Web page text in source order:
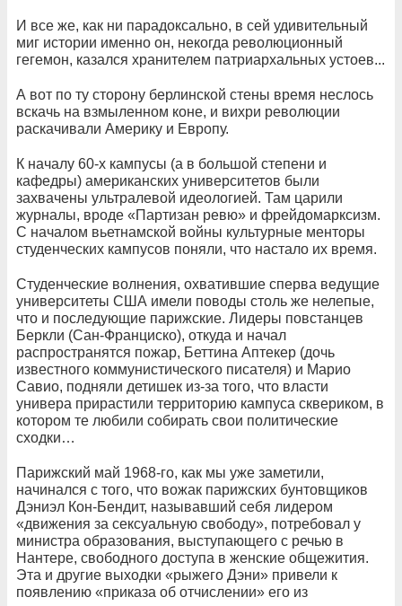
И все же, как ни парадоксально, в сей удивительный
миг истории именно он, некогда революционный
гегемон, казался хранителем патриархальных устоев...
А вот по ту сторону берлинской стены время неслось
вскачь на взмыленном коне, и вихри революции
раскачивали Америку и Европу.
К началу 60-х кампусы (а в большой степени и
кафедры) американских университетов были
захвачены ультралевой идеологией. Там царили
журналы, вроде «Партизан ревю» и фрейдомарксизм.
С началом вьетнамской войны культурные менторы
студенческих кампусов поняли, что настало их время.
Студенческие волнения, охватившие сперва ведущие
университеты США имели поводы столь же нелепые,
что и последующие парижские. Лидеры повстанцев
Беркли (Сан-Франциско), откуда и начал
распространятся пожар, Беттина Аптекер (дочь
известного коммунистического писателя) и Марио
Савио, подняли детишек из-за того, что власти
универа прирастили территорию кампуса сквериком, в
котором те любили собирать свои политические
сходки…
Парижский май 1968-го, как мы уже заметили,
начинался с того, что вожак парижских бунтовщиков
Дэниэл Кон-Бендит, называвший себя лидером
«движения за сексуальную свободу», потребовал у
министра образования, выступающего с речью в
Нантере, свободного доступа в женские общежития.
Эта и другие выходки «рыжего Дэни» привели к
появлению «приказа об отчислении» его из